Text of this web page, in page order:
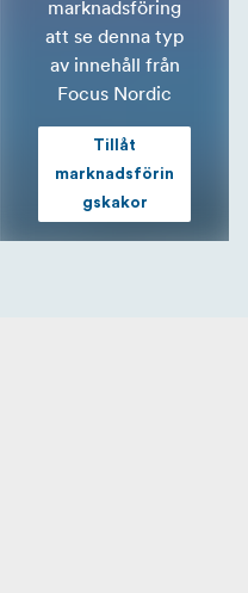
marknadsföring
att se denna typ
av innehåll från
Focus Nordic
Tillåt
marknadsförin
gskakor